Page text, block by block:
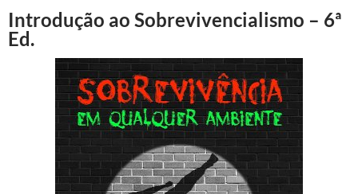
Introdução ao Sobrevivencialismo – 6ª
Ed.